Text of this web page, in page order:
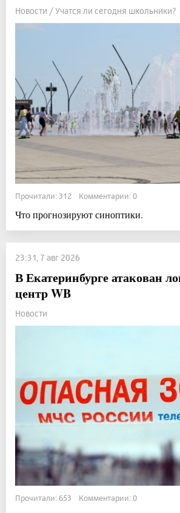
Новости / Учатся ли сегодня школьники?
Прочитали: 312 Комментарии: 0
Что прогнозируют синоптики.
23:31, 7 авг 2026
В Екатеринбурге атакован
центр WB
Новости
Прочитали: 653 Комментарии: 0